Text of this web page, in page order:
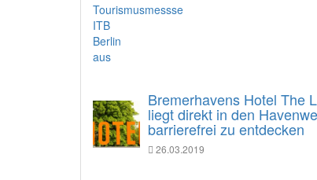
Bremerhavens Hotel The
liegt direkt in den
barrierefrei zu entdecken
26.03.2019